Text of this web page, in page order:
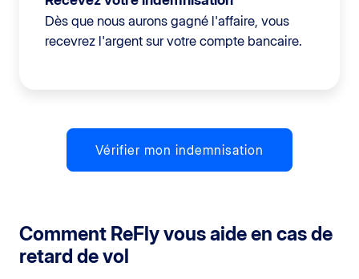
Dès que nous aurons gagné l'affaire, vous
recevrez l'argent sur votre compte bancaire.
Vérifier mon indemnisation
Comment ReFly vous aide en cas de
retard de vol